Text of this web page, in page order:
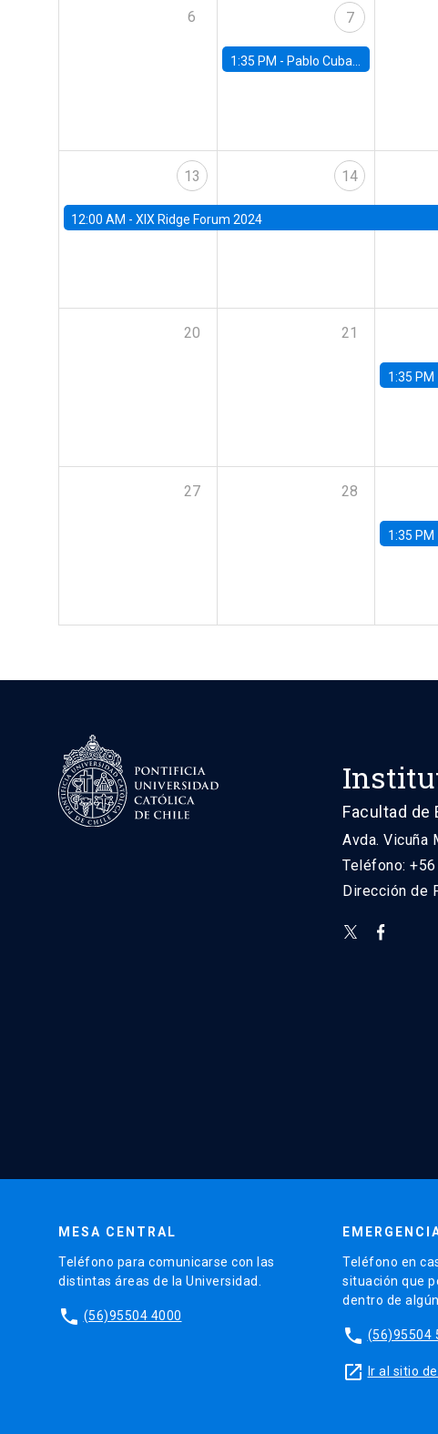
6 7
1:35 PM - Pablo Cuba, FED Board
13
12:00 AM - XIX Ridge Forum 2024
14
20 21
1:35
27 28
1:35 PM
Facultad de
Avda. Vicuña
Teléfono:
Dirección de
MESA CENTRAL
Teléfono para comunicarse con las
distintas áreas de la Universidad.
phone (56)95504 4000
Teléfono en
situación que
dentro de
phone (56)95504
launch Ir al sitio